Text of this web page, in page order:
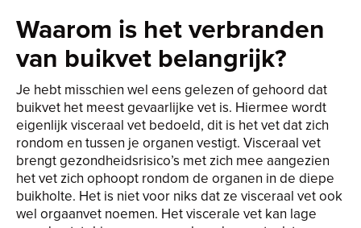
Waarom is het verbranden
van buikvet belangrijk?
Je hebt misschien wel eens gelezen of gehoord dat
buikvet het meest gevaarlijke vet is. Hiermee wordt
eigenlijk visceraal vet bedoeld, dit is het vet dat zich
rondom en tussen je organen vestigt. Visceraal vet
brengt gezondheidsrisico’s met zich mee aangezien
het vet zich ophoopt rondom de organen in de diepe
buikholte. Het is niet voor niks dat ze visceraal vet ook
wel orgaanvet noemen. Het viscerale vet kan lage